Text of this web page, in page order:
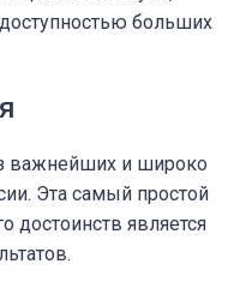
больших
важнейших и широко
Эта самый простой
достоинств является